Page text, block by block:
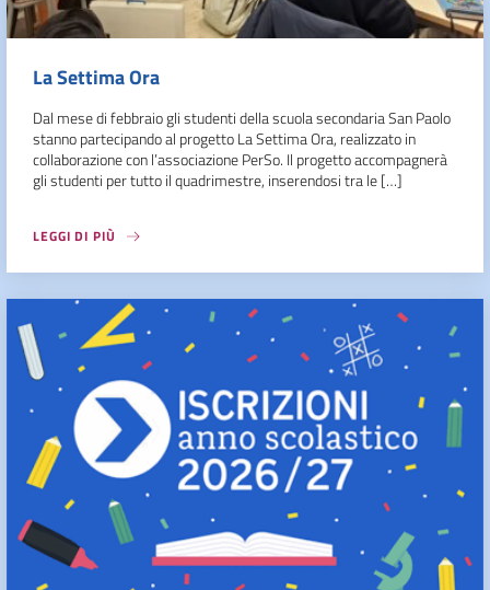
La Settima Ora
Dal mese di febbraio gli studenti della scuola secondaria San Paolo
stanno partecipando al progetto La Settima Ora, realizzato in
collaborazione con l’associazione PerSo. Il progetto accompagnerà
gli studenti per tutto il quadrimestre, inserendosi tra le […]
LEGGI DI PIÙ